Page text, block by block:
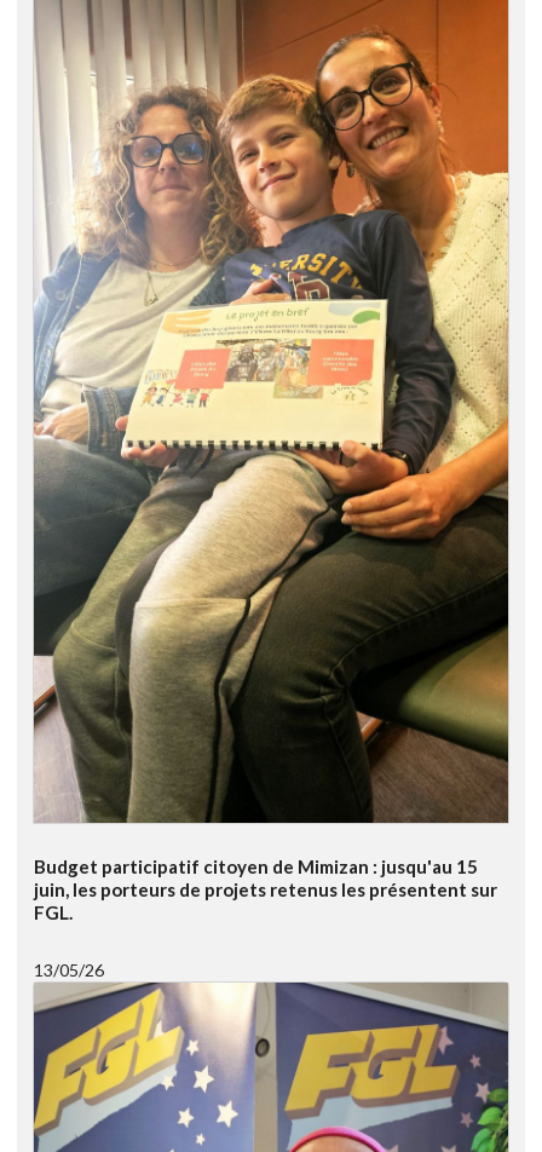
Budget participatif citoyen de Mimizan : jusqu'au 15
juin, les porteurs de projets retenus les présentent sur
FGL.
13/05/26